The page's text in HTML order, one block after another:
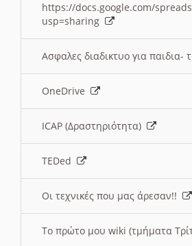
https://docs.google.com/
usp=sharing
Ασφαλες διαδικτυο για παιδια-
OneDrive
ICAP (Δραστηριότητα)
TEDed
Οι τεχνικές που μας άρεσαν!!
Το πρώτο μου wiki (τμήματα